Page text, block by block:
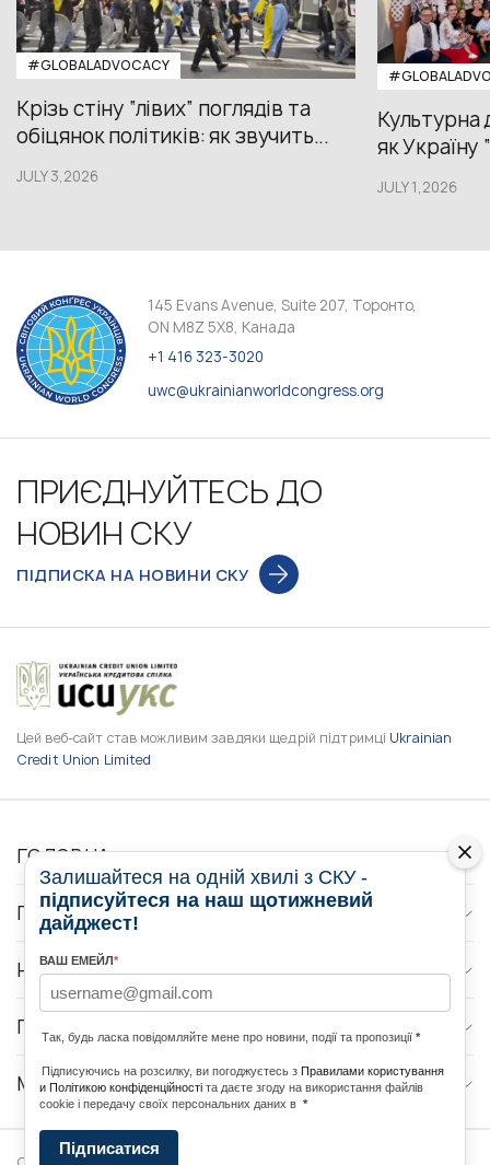
#GLOBALADVOCACY
Крізь стіну “лівих” поглядів та
обіцянок політиків: як звучить...
JULY 3,2026
Культурна
як
JULY 1,2026
145 Evans Avenue, Suite 207, Торонто,
ON M8Z 5X8, Канада
+1 416 323-3020
uwc@ukrainianworldcongress.org
ПРИЄДНУЙТЕСЬ ДО
НОВИН СКУ
ПІДПИСКА НА НОВИНИ СКУ
Цей веб-сайт став можливим завдяки щедрій підтримці Ukrainian
Credit Union Limited
ГОЛОВНА
ПРО НАС
НОВИНИ
ПРОГРАМИ
МЕДІА КОНТАКТИ
Залишайтеся на одній хвилі з СКУ -
підписуйтеся на наш щотижневий
дайджест!
ВАШ ЕМЕЙЛ*
Так, будь ласка повідомляйте мене про новини, події та пропозиції *
Підписуючись на розсилку, ви погоджуєтесь з Правилами користування
и Політикою конфіденційності та даєте згоду на використання файлів
cookie і передачу своїх персональних даних в *
Підписатися